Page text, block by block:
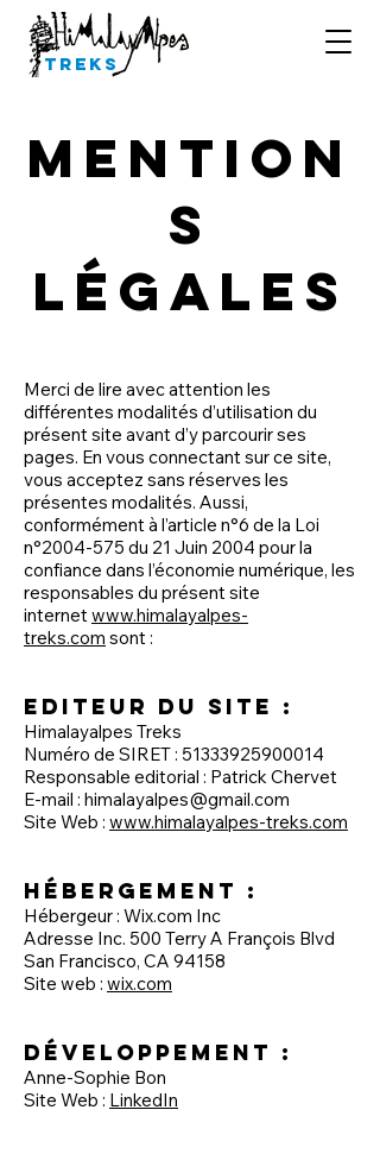
Treks
MENTION
S
LÉGALES
Merci de lire avec attention les
différentes modalités d’utilisation du
présent site avant d’y parcourir ses
pages. En vous connectant sur ce site,
vous acceptez sans réserves les
présentes modalités. Aussi,
conformément à l’article n°6 de la Loi
n°2004-575 du 21 Juin 2004 pour la
confiance dans l’économie numérique, les
responsables du présent site
internetwww.himalayalpes-
treks.com sont :
Editeur du site :
Himalayalpes Treks
Numéro de SIRET : 51333925900014
Responsable editorial : Patrick Chervet
E-mail : himalayalpes@gmail.com
Site Web : www.himalayalpes-treks.com
Hébergement :
Hébergeur : Wix.com Inc
Adresse Inc. 500 Terry A François Blvd
San Francisco, CA 94158
Site web : wix.com
Développement :
Anne-Sophie Bon
Site Web : LinkedIn